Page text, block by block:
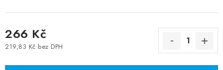
266 Kč
219,83 Kč bez DPH